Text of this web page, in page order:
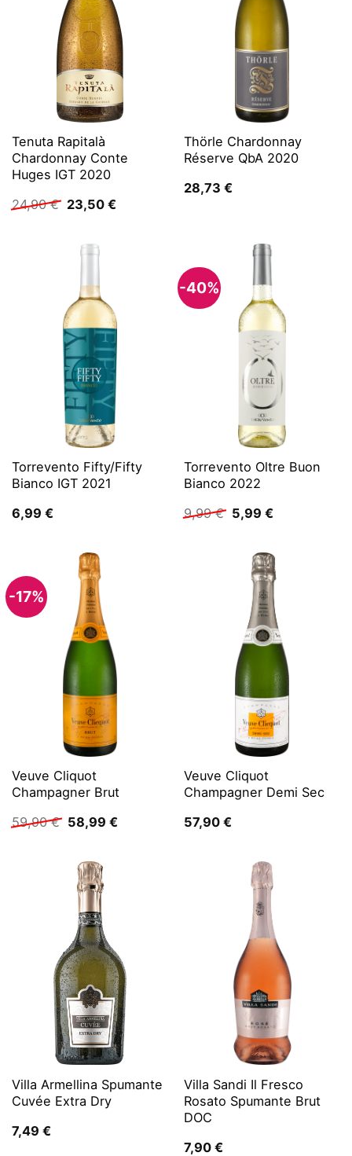
Tenuta Rapitalà
Chardonnay Conte
Huges IGT 2020
24,90€ Ursprünglicher
Preis
24,90 €
23,50 €Aktueller
Thörle Chardonnay
Réserve QbA 2020
28,73 €
Torrevento Fifty/Fifty
Bianco IGT 2021
6,99 €
-40%
Torrevento Oltre Buon
Bianco 2022
9,99€ Ursprünglicher
Preis
9,99 €
5,99 €Aktueller
-17%
Veuve Cliquot
Champagner Brut
59,90€ Ursprünglicher
Preis
59,90 €
58,99 €Aktueller
Veuve Cliquot
Champagner Demi Sec
57,90 €
Villa Armellina Spumante
Cuvée Extra Dry
7,49 €
Villa Sandi Il Fresco
Rosato Spumante Brut
DOC
7,90 €